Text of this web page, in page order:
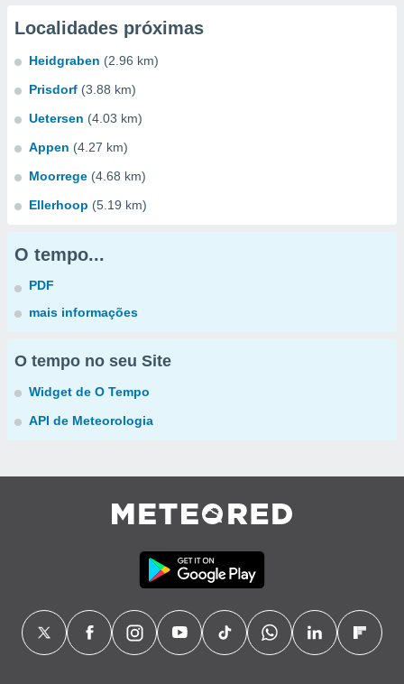
Localidades próximas
Heidgraben (2.96 km)
Prisdorf (3.88 km)
Uetersen (4.03 km)
Appen (4.27 km)
Moorrege (4.68 km)
Ellerhoop (5.19 km)
O tempo...
PDF
mais informações
O tempo no seu Site
Widget de O Tempo
API de Meteorologia